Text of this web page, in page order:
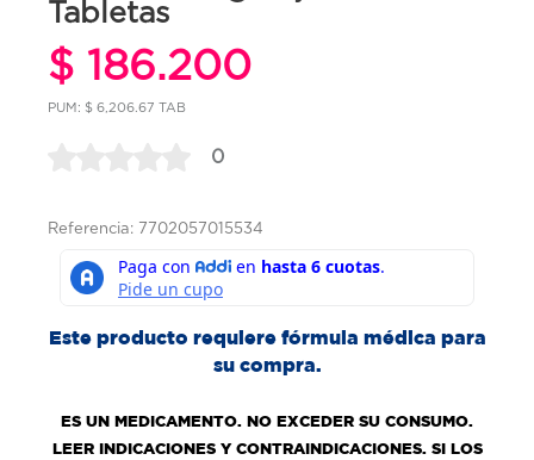
Tabletas
$ 186.200
PUM: $ 6,206.67 TAB
0
Referencia: 7702057015534
Este producto requiere fórmula médica para
su compra.
ES UN MEDICAMENTO. NO EXCEDER SU CONSUMO.
LEER INDICACIONES Y CONTRAINDICACIONES. SI LOS